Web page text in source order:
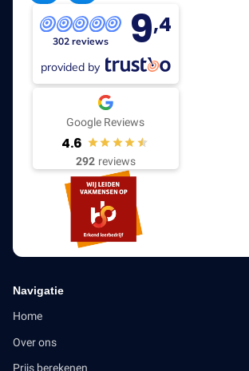
302 reviews 9,4
provided by
Google Reviews
4.6
292 reviews
Navigatie
Home
Over ons
Prijs berekenen